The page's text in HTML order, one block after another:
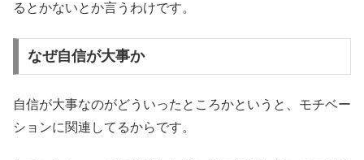
るとかないとか言うわけです。
なぜ自信が大事か
自信が大事なのがどういったところかというと、モチベー
ションに関連してるからです。